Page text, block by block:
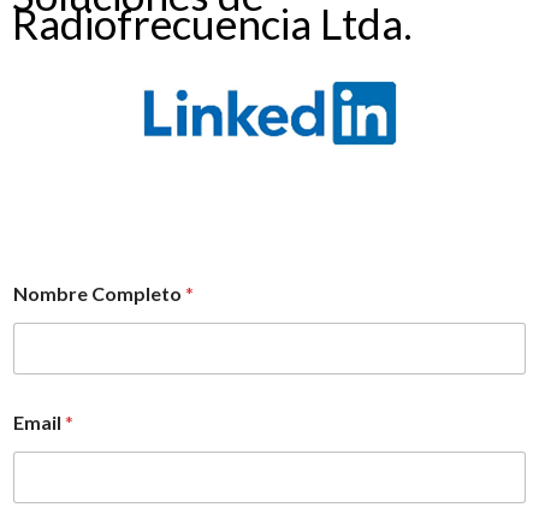
Radiofrecuencia Ltda.
Nombre Completo *
Email *